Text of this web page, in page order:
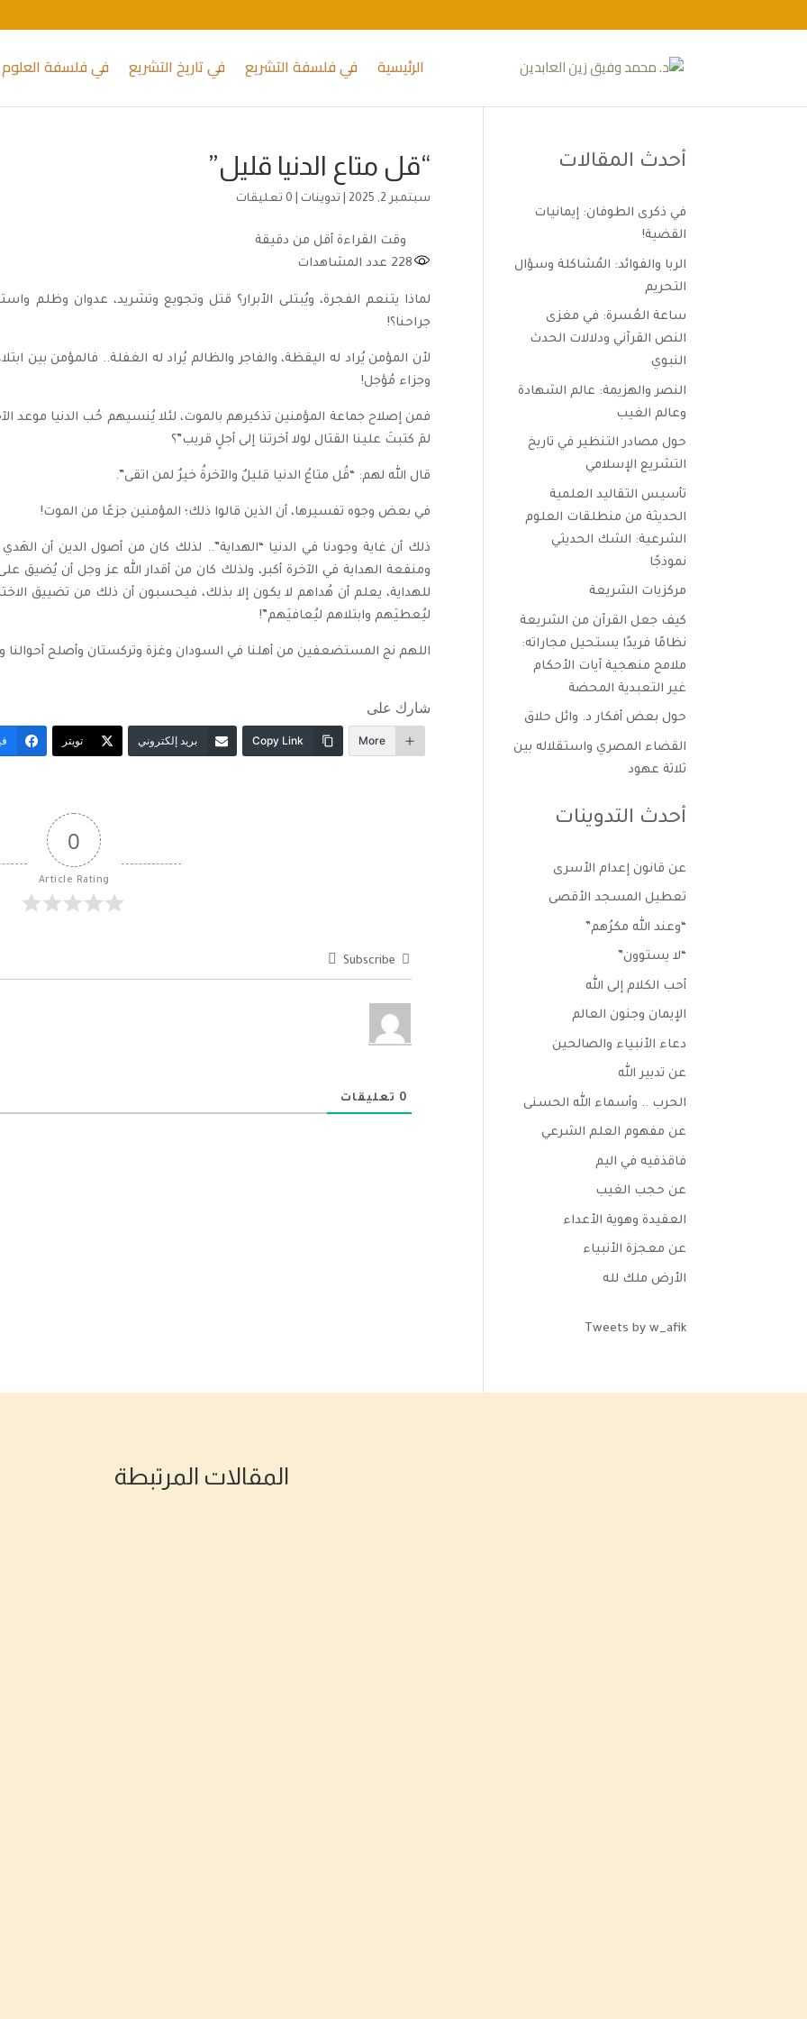
الرئيسية في فلسفة التشريع في تاريخ التشريع في فلسفة
“قل متاع الدنيا قليل”
سبتمبر 2, 2025 تدوينات| 0 تعليقات
وقت القراءةأقل من دقيقة
228 عدد المشاهدات
لماذا يتنعم الفجرة، ويُبتلى الأبرار؟ قتل وتجويع وتشريد، عدوان وظلم
جراحنا؟!
لأن المؤمن يُراد له اليقظة، والفاجر والظالم يُراد له الغفلة.. فالمؤمن بين
وجزاء مُؤجل!
فمن إصلاح جماعة المؤمنين تذكيرهم بالموت، لئلا يُنسيهم حُب الدنيا موعد
لمَ كتبتَ علينا القتال لولا أخرتنا إلى أجلٍ قريب”؟
قال الله لهم: “قُل متاعُ الدنيا قليلٌ والآخرةُ خيرٌ لمن اتقى”.
في بعض وجوه تفسيرها، أن الذين قالوا ذلك؛ المؤمنين جزعًا من الموت!
ذلك أن غاية وجودنا في الدنيا “الهداية”.. لذلك كان من أصول الدين أن
ومنفعة الهداية في الآخرة أكبر، ولذلك كان من أقدار الله عز وجل أن
للهداية، يعلم أن هُداهم لا يكون إلا بذلك، فيحسبون أن ذلك من تضييق
ليُعطيَهم وابتلاهم ليُعافيَهم”!
اللهم نج المستضعفين من أهلنا في السودان وغزة وتركستان وأصلح أحوالنا
شارك على
تويتر بريد إلكتروني Copy Link More
0
Article Rating
Subscribe
0 تعليقات
أحدث المقالات
في ذكرى الطوفان: إيمانيات
القضية!
الربا والفوائد: المُشاكلة وسؤال
التحريم
ساعة العُسرة: في مغزى
النص القرآني ودلالات الحدث
النبوي
النصر والهزيمة: عالم الشهادة
وعالم الغيب
حول مصادر التنظير في تاريخ
التشريع الإسلامي
تأسيس التقاليد العلمية
الحديثة من منطلقات العلوم
الشرعية: الشك الحديثي
نموذجًا
مركزيات الشريعة
كيف جعل القرآن من الشريعة
نظامًا فريدًا يستحيل مجاراته:
ملامح منهجية آيات الأحكام
غير التعبدية المحضة
حول بعض أفكار د. وائل حلاق
القضاء المصري واستقلاله بين
ثلاثة عهود
أحدث التدوينات
عن قانون إعدام الأسرى
تعطيل المسجد الأقصى
“وعند الله مكرُهم”
“لا يستوون”
أحب الكلام إلى الله
الإيمان وجنون العالم
دعاء الأنبياء والصالحين
عن تدبير الله
الحرب .. وأسماء الله الحسنى
عن مفهوم العلم الشرعي
فاقذفيه في اليم
عن حجب الغيب
العقيدة وهوية الأعداء
عن معجزة الأنبياء
الأرض ملك لله
Tweets by w_afik
المقالات المرتبطة